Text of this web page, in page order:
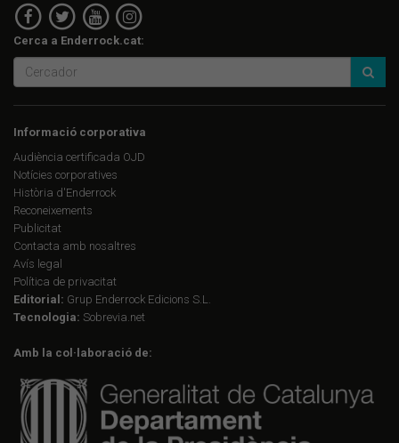
Cerca a Enderrock.cat:
Informació corporativa
Audiència certificada OJD
Notícies corporatives
Història d'Enderrock
Reconeixements
Publicitat
Contacta amb nosaltres
Avís legal
Política de privacitat
Editorial: Grup Enderrock Edicions S.L.
Tecnologia: Sobrevia.net
Amb la col·laboració de: